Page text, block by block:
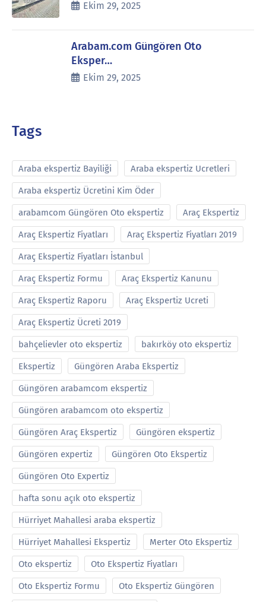
Ekim 29, 2025
Arabam.com Güngören Oto
Eksper…
Ekim 29, 2025
Tags
Araba ekspertiz Bayiliği Araba ekspertiz Ucretleri
Araba ekspertiz Ücretini Kim Öder
arabamcom Güngören Oto ekspertiz Araç Ekspertiz
Araç Ekspertiz Fiyatları Araç Ekspertiz Fiyatları 2019
Araç Ekspertiz Fiyatları İstanbul
Araç Ekspertiz Formu Araç Ekspertiz Kanunu
Araç Ekspertiz Raporu Araç Ekspertiz Ucreti
Araç Ekspertiz Ücreti 2019
bahçelievler oto ekspertiz bakırköy oto ekspertiz
Ekspertiz Güngören Araba Ekspertiz
Güngören arabamcom ekspertiz
Güngören arabamcom oto ekspertiz
Güngören Araç Ekspertiz Güngören ekspertiz
Güngören expertiz Güngören Oto Ekspertiz
Güngören Oto Expertiz
hafta sonu açık oto ekspertiz
Hürriyet Mahallesi araba ekspertiz
Hürriyet Mahallesi Ekspertiz Merter Oto Ekspertiz
Oto ekspertiz Oto Ekspertiz Fiyatları
Oto Ekspertiz Formu Oto Ekspertiz Güngören